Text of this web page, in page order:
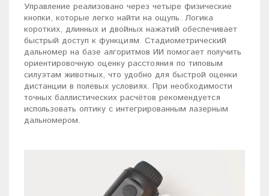
Управление реализовано через четыре физические
кнопки, которые легко найти на ощупь. Логика
коротких, длинных и двойных нажатий обеспечивает
быстрый доступ к функциям. Стадиометрический
дальномер на базе алгоритмов ИИ помогает получить
ориентировочную оценку расстояния по типовым
силуэтам животных, что удобно для быстрой оценки
дистанции в полевых условиях. При необходимости
точных баллистических расчётов рекомендуется
использовать оптику с интегрированным лазерным
дальномером.